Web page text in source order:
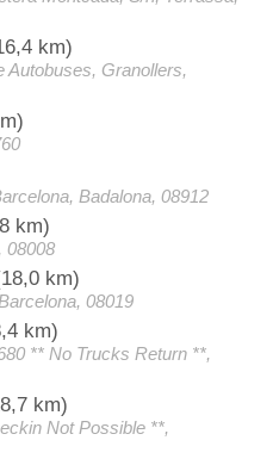
km)
Autobuses, Granollers,
Badalona, 08912
km)
08008
km)
08019
km)
** No Trucks Return **,
km)
Not Possible **,